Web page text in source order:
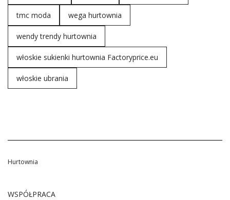
tmc moda wega hurtownia
wendy trendy hurtownia
włoskie sukienki hurtownia Factoryprice.eu
włoskie ubrania
Hurtownia
WSPÓŁPRACA